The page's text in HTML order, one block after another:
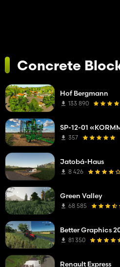
Concrete
Hof Bergmann
133 890
SP-12-01
357
Jatobá-Haus
8 426
Green Valley
68 585
Better Graphics
81 350
Renault Express